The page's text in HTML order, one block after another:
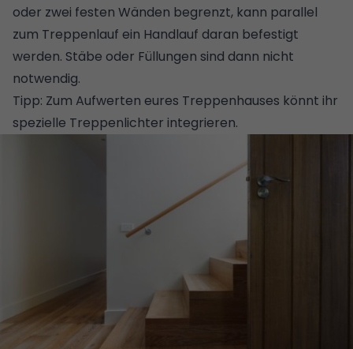
oder zwei festen Wänden begrenzt, kann parallel
zum Treppenlauf ein Handlauf daran befestigt
werden. Stäbe oder Füllungen sind dann nicht
notwendig.
Tipp: Zum Aufwerten eures Treppenhauses könnt ihr
spezielle Treppenlichter integrieren.